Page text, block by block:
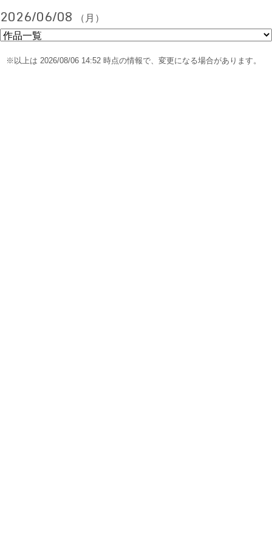
2026/06/08 （月）
※以上は 2026/08/06 14:52 時点の情報で、変更になる場合があります。